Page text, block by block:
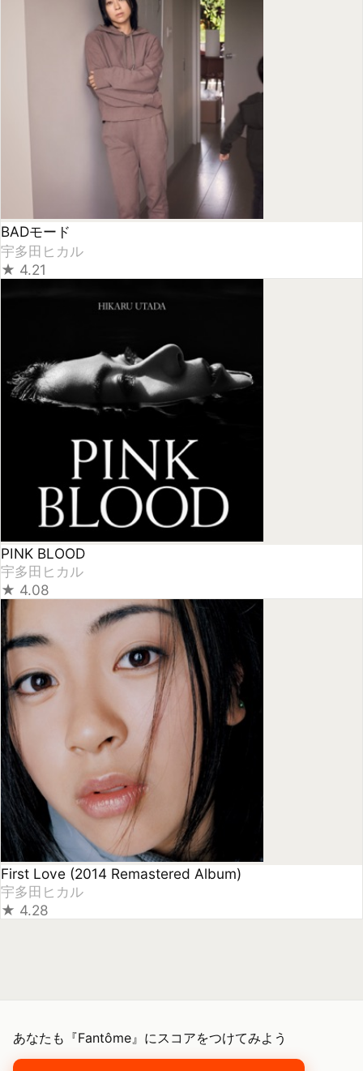
PINK BLOOD
宇多田ヒカル
★4.08
First Love (2014 Remastered Album)
宇多田ヒカル
★4.28
あなたも『Fantôme』にスコアをつけてみよう